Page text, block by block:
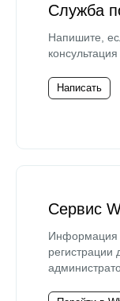
Служба
Напишите,
Написать
Сервис
Информация
регистрации